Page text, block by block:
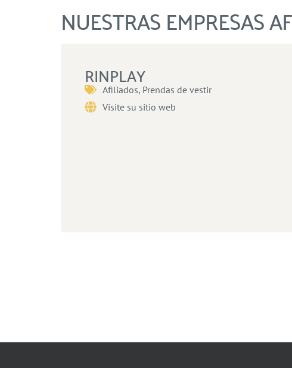
NUESTRAS EMPRESAS
RINPLAY
Afiliados, Prendas de vestir
Visite su sitio web